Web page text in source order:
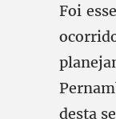
Foi
desta